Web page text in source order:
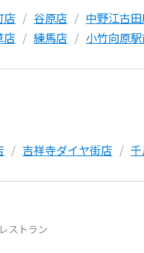
店 谷原店 中野江古
店 練馬店 小竹向原
吉祥寺ダイヤ街店
ストラン